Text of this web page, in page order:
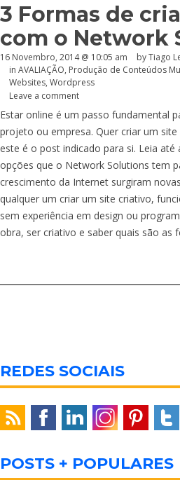
3 Formas de
com o Network
16 Novembro, 2014 @ 10:05 am
by Tiago
in AVALIAÇÃO, Produção de Conteúdos
Websites, Wordpress
Leave a comment
Estar online é um passo fundamental
projeto ou empresa. Quer criar um
este é o post indicado para si. Leia até
opções que o Network Solutions tem
crescimento da Internet surgiram
qualquer um criar um site criativo,
sem experiência em design ou
obra, ser criativo e saber quais são as
REDES SOCIAIS
POSTS + POPULARES